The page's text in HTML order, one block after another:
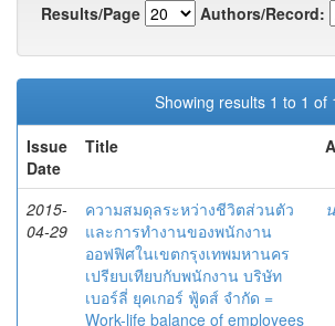
Results/Page
Authors/Record:
Showing results 1 to 1 of
Issue
Date
Title
2015-
04-29
ความสมดุลระหว่างชีวิตส่วนตัว
และการทำงานของพนักงาน
ออฟฟิศในเขตกรุงเทพมหานคร
เปรียบเทียบกับพนักงาน บริษัท
เบอร์ลี่ ยุคเกอร์ ฟู้ดส์ จำกัด =
Work-life balance of employees